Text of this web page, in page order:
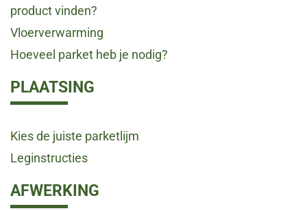
product vinden?
Vloerverwarming
Hoeveel parket heb je nodig?
PLAATSING
Kies de juiste parketlijm
Leginstructies
AFWERKING